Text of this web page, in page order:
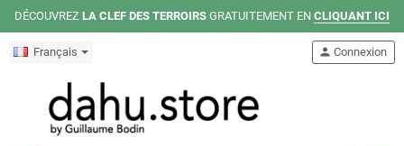
DÉCOUVREZ LA CLEF DES TERROIRS GRATUITEMENT EN CLIQUANT ICI
Français person Connexion